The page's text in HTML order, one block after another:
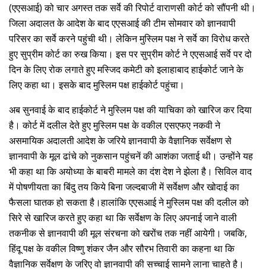
(एएसआई) को चार अगस्त तक सर्वे की रिपोर्ट वाराणसी कोर्ट को सौंपनी थी।
जिला अदालत के आदेश के बाद एएसआई की टीम सोमवार को ज्ञानवापी
परिसर का सर्वे करने पहुंची थी। लेकिन मुस्लिम पक्ष ने सर्वे का विरोध करते
हुए सुप्रीम कोर्ट का रुख किया। इस पर सुप्रीम कोर्ट ने एएसआई सर्वे पर दो
दिन के लिए रोक लगाते हुए मस्जिद कमेटी को इलाहाबाद हाईकोर्ट जाने के
लिए कहा था। इसके बाद मुस्लिम पक्ष हाईकोर्ट पहुंचा।
अब सुनवाई के बाद हाईकोर्ट ने मुस्लिम पक्ष की याचिका को खारिज कर दिया
है। कोर्ट में दलील देते हुए मुस्लिम पक्ष के वकील एसएफए नकवी ने
असमायिक अदालती आदेश के जरिये ज्ञानवापी के वैज्ञानिक सर्वेक्षण से
ज्ञानवापी के मूल ढांचे को नुकसान पहुंचनें की आशंका जताई थी। उन्होंने यह
भी कहा था कि अयोध्या के बाबरी मामले का दंश देश ने झेला है। सिविल वाद
में पोषणीयता का बिंदु तय किये बिना जल्दबाजी में सर्वेक्षण और खोदाई का
फैसला घातक हो सकता है।हालांकि एएसआई ने मुस्लिम पक्ष की दलील को
सिरे से खारिज करते हुए कहा था कि सर्वेक्षण के लिए अपनाई जाने वाली
तकनीक से ज्ञानवापी की मूल संरचना को खरोंच तक नहीं आयेगी। जबकि,
हिंदू पक्ष के वकील विष्णु शंकर जैन और सौरभ तिवारी का कहना था कि
वैज्ञानिक सर्वेक्षण के जरिए वो ज्ञानवापी की सच्चाई सामने लाना चाहते है।